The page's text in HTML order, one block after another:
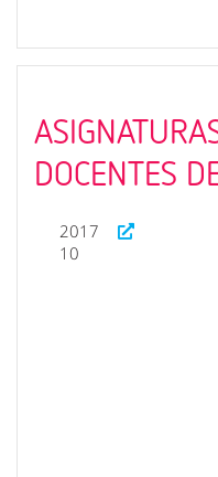
DOCENTES
2017
10